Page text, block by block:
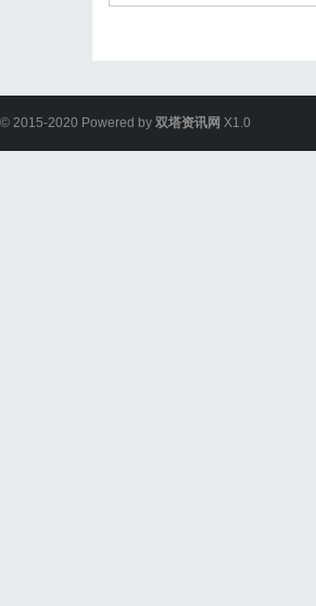
© 2015-2020 Powered by 双塔资讯网 X1.0